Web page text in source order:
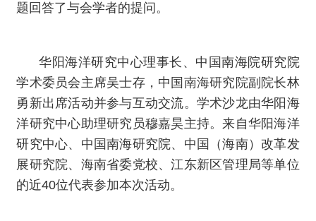
题回答了与会学者的提问。
华阳海洋研究中心理事长、中国南海院研究院
学术委员会主席吴士存，中国南海研究院副院长林
勇新出席活动并参与互动交流。学术沙龙由华阳海
洋研究中心助理研究员穆嘉昊主持。来自华阳海洋
研究中心、中国南海研究院、中国（海南）改革发
展研究院、海南省委党校、江东新区管理局等单位
的近40位代表参加本次活动。